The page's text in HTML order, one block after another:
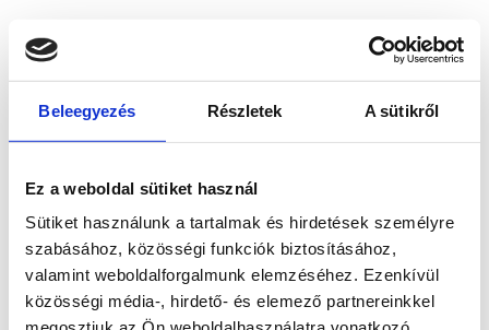
Beleegyezés Részletek A sütikről
Ez a weboldal sütiket használ
Sütiket használunk a tartalmak és hirdetések személyre
szabásához, közösségi funkciók biztosításához,
valamint weboldalforgalmunk elemzéséhez. Ezenkívül
közösségi média-, hirdető- és elemező partnereinkkel